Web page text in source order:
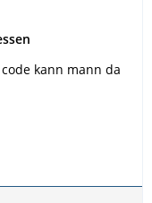
kann mann da